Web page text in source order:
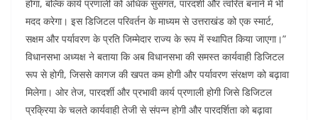
होगा, बल्कि कार्य प्रणाली को अधिक सुसंगत, पारदर्शी और त्वरित बनाने में भी
मदद करेगा। इस डिजिटल परिवर्तन के माध्यम से उत्तराखंड को एक स्मार्ट,
सक्षम और पर्यावरण के प्रति जिम्मेदार राज्य के रूप में स्थापित किया जाएगा।”
विधानसभा अध्यक्ष ने बताया कि अब विधानसभा की समस्त कार्यवाही डिजिटल
रूप से होगी, जिससे कागज की खपत कम होगी और पर्यावरण संरक्षण को बढ़ावा
मिलेगा। ओर तेज, पारदर्शी और प्रभावी कार्य प्रणाली होगी जिसे डिजिटल
प्रक्रिया के चलते कार्यवाही तेजी से संपन्न होगी और पारदर्शिता को बढ़ावा